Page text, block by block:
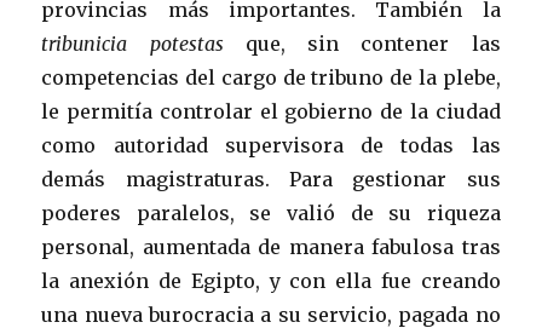
provincias más importantes. También la
tribunicia potestas que, sin contener las
competencias del cargo de tribuno de la plebe,
le permitía controlar el gobierno de la ciudad
como autoridad supervisora de todas las
demás magistraturas. Para gestionar sus
poderes paralelos, se valió de su riqueza
personal, aumentada de manera fabulosa tras
la anexión de Egipto, y con ella fue creando
una nueva burocracia a su servicio, pagada no